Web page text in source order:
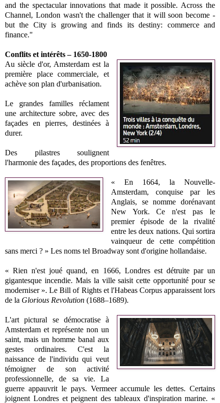
and the spectacular innovations that made it possible. Across the
Channel, London wasn't the challenger that it will soon become -
but the City is growing and finds its destiny: commerce and
finance."
Conflits et intérêts – 1650-1800
Au siècle d'or, Amsterdam est la
première place commerciale, et
achève son plan d'urbanisation.
Le grandes familles réclament
une architecture sobre, avec des
façades en pierres, destinées à
durer.
Des pilastres soulignent
l'harmonie des façades, des proportions des fenêtres.
« En 1664, la Nouvelle-
Amsterdam, conquise par les
Anglais, se nomme dorénavant
New York. Ce n'est pas le
premier épisode de la rivalité
entre les deux nations. Qui sortira
vainqueur de cette compétition
sans merci ? » Les noms tel Broadway sont d'origine hollandaise.
« Rien n'est joué quand, en 1666, Londres est détruite par un
gigantesque incendie. Mais la ville saisit cette opportunité pour se
moderniser ». Le Bill of Rights et l'Habeas Corpus apparaissent lors
de la Glorious Revolution (1688–1689).
L'art pictural se démocratise à
Amsterdam et représente non un
saint, mais un homme banal aux
gestes ordinaires. C'est la
naissance de l'individu qui veut
témoigner de son activité
professionnelle, de sa vie. La
guerre appauvrit le pays. Vermeer accumule les dettes. Certains
joignent Londres et peignent des tableaux d'inspiration marine. «